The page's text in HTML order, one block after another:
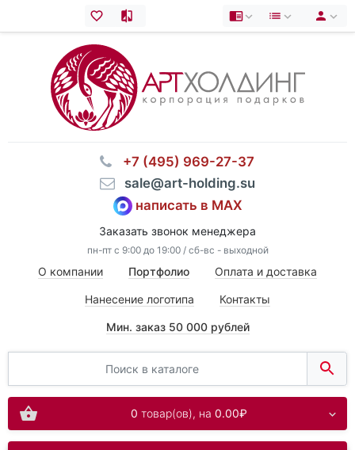
⠀+7 (495) 969-27-37
⠀sale@art-holding.su
написать в MAX
Заказать звонок менеджера
пн-пт с 9:00 до 19:00 / сб-вс - выходной
О компании Портфолио Оплата и доставка
Нанесение логотипа Контакты
Мин. заказ 50 000 рублей
0 товар(ов), на 0.00₽